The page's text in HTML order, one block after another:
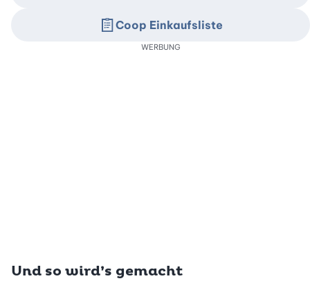
Und so wird’s gemacht
Coop Einkaufsliste
WERBUNG